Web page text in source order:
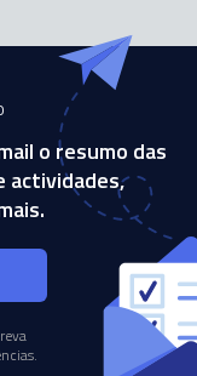
o resumo das
actividades,